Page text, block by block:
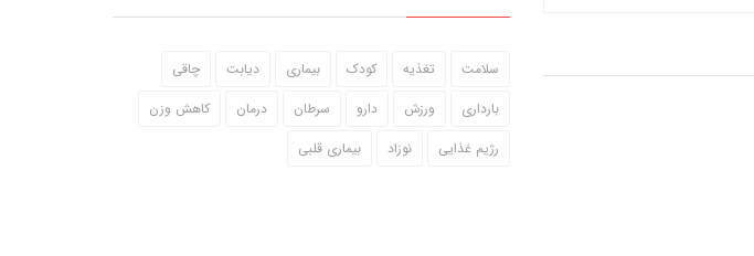
سلامت تغذیه کودک بیماری دیابت
چاقی
بارداری
ورزش دارو سرطان درمان
کاهش وزن
رژیم غذایی
نوزاد بیماری قلبی